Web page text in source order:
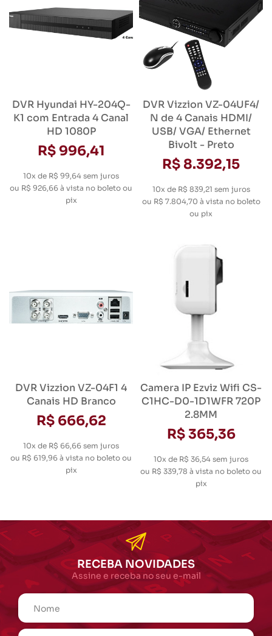
DVR Hyundai HY-204Q-
K1 com Entrada 4 Canal
HD 1080P
R$ 996,41
10x de R$ 99,64 sem juros
ou R$ 926,66 à vista no boleto ou
pix
DVR Vizzion VZ-04UF4/
N de 4 Canais HDMI/
USB/ VGA/ Ethernet
Bivolt - Preto
R$ 8.392,15
10x de R$ 839,21 sem juros
ou R$ 7.804,70 à vista no boleto
ou pix
DVR Vizzion VZ-04F1 4
Canais HD Branco
R$ 666,62
10x de R$ 66,66 sem juros
ou R$ 619,96 à vista no boleto ou
pix
Camera IP Ezviz Wifi CS-
C1HC-D0-1D1WFR 720P
2.8MM
R$ 365,36
10x de R$ 36,54 sem juros
ou R$ 339,78 à vista no boleto ou
pix
RECEBA NOVIDADES
Assine e receba no seu e-mail